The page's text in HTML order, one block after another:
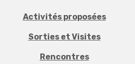
Activités proposées
Sorties et Visites
Rencontres